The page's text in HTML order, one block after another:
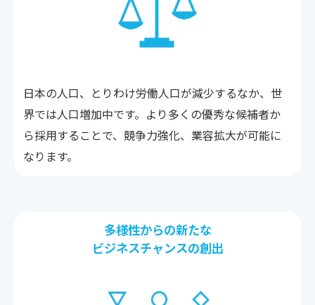
日本の人口、とりわけ労働人口が減少するなか、世
界では人口増加中です。より多くの優秀な候補者か
ら採用することで、競争力強化、業容拡大が可能に
なります。
多様性からの新たな
ビジネスチャンスの創出